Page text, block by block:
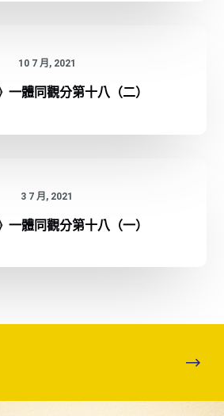
10 7 月, 2021
一體同觀分第十八（二）
3 7 月, 2021
一體同觀分第十八（一）